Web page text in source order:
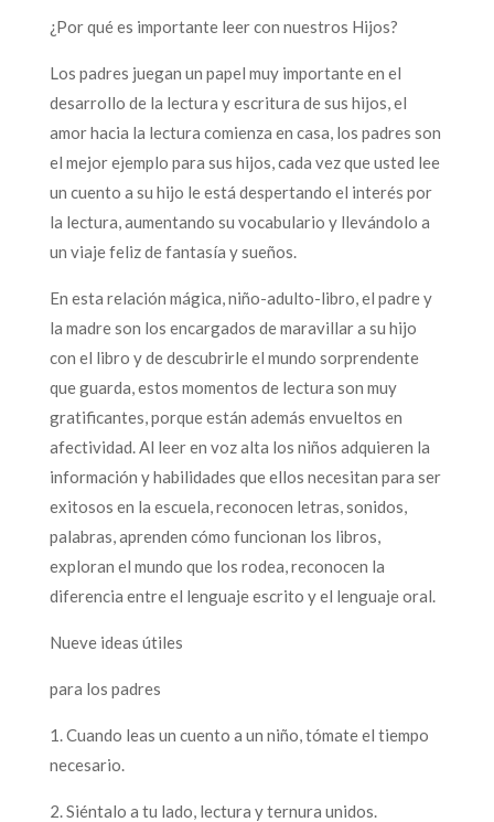
¿Por qué es importante leer con nuestros Hijos?
Los padres juegan un papel muy importante en el
desarrollo de la lectura y escritura de sus hijos, el
amor hacia la lectura comienza en casa, los padres son
el mejor ejemplo para sus hijos, cada vez que usted lee
un cuento a su hijo le está despertando el interés por
la lectura, aumentando su vocabulario y llevándolo a
un viaje feliz de fantasía y sueños.
En esta relación mágica, niño-adulto-libro, el padre y
la madre son los encargados de maravillar a su hijo
con el libro y de descubrirle el mundo sorprendente
que guarda, estos momentos de lectura son muy
gratificantes, porque están además envueltos en
afectividad. Al leer en voz alta los niños adquieren la
información y habilidades que ellos necesitan para ser
exitosos en la escuela, reconocen letras, sonidos,
palabras, aprenden cómo funcionan los libros,
exploran el mundo que los rodea, reconocen la
diferencia entre el lenguaje escrito y el lenguaje oral.
Nueve ideas útiles
para los padres
1. Cuando leas un cuento a un niño, tómate el tiempo
necesario.
2. Siéntalo a tu lado, lectura y ternura unidos.